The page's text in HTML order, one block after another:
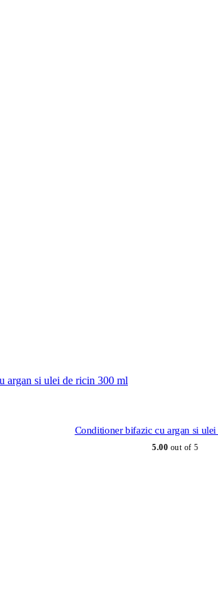
Conditioner bifazic cu argan si
5.00 out of 5